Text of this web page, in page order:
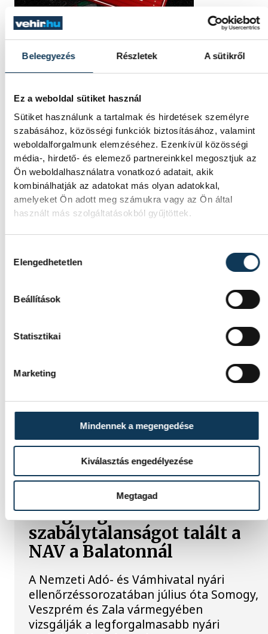
Beleegyezés Részletek A sütikről
Ez a weboldal sütiket használ
Sütiket használunk a tartalmak és hirdetések személyre
szabásához, közösségi funkciók biztosításához, valamint
weboldalforgalmunk elemzéséhez. Ezenkívül közösségi
média-, hirdető- és elemező partnereinkkel megosztjuk az
Ön weboldalhasználatra vonatkozó adatait, akik
kombinálhatják az adatokat más olyan adatokkal,
amelyeket Ön adott meg számukra vagy az Ön által
használt más szolgáltatásokból gyűjtöttek.
Elengedhetetlen
Beállítások
Statisztikai
Marketing
Mindennek a megengedése
Kiválasztás engedélyezése
Megtagad
forgalomkorlátozás a Jókai
utcában
Rengeteg
szabálytalanságot talált a
NAV a Balatonnál
A Nemzeti Adó- és Vámhivatal nyári
ellenőrzéssorozatában július óta Somogy,
Veszprém és Zala vármegyében
vizsgálják a legforgalmasabb nyári